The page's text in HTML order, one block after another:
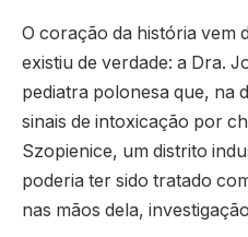
O coração da história vem
existiu de verdade: a Dra.
pediatra polonesa que, na
sinais de intoxicação por
Szopienice, um distrito
poderia ter sido tratado
nas mãos dela,